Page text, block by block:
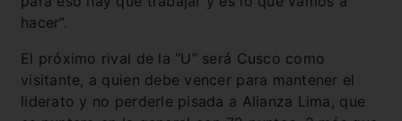
hacer”.
El próximo rival de la “U” será Cusco como
visitante, a quien debe vencer para mantener el
liderato y no perderle pisada a Alianza Lima, que